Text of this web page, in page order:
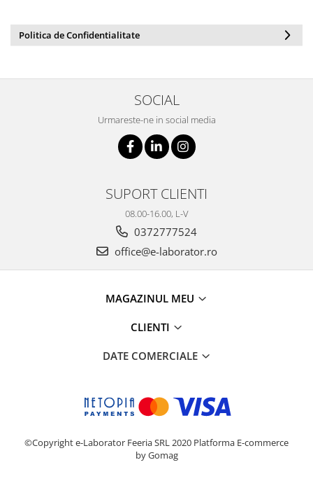
Politica de Confidentialitate
SOCIAL
Urmareste-ne in social media
SUPORT CLIENTI
08.00-16.00, L-V
0372777524
office@e-laborator.ro
MAGAZINUL MEU
CLIENTI
DATE COMERCIALE
©Copyright e-Laborator Feeria SRL 2020 Platforma E-commerce
by Gomag